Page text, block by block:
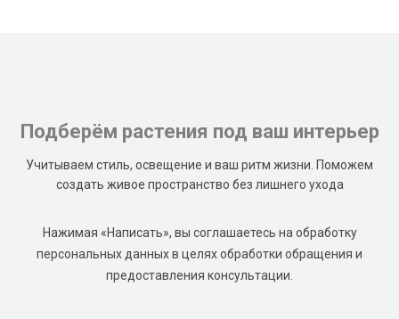
Подберём растения под ваш интерьер
Учитываем стиль, освещение и ваш ритм жизни. Поможем
создать живое пространство без лишнего ухода
Нажимая «Написать», вы соглашаетесь на обработку
персональных данных в целях обработки обращения и
предоставления консультации.